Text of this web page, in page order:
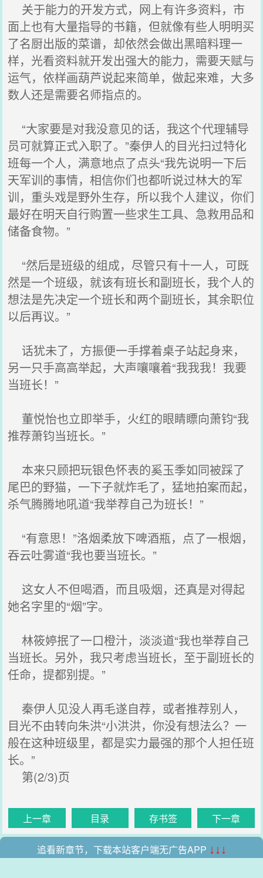
关于能力的开发方式，网上有许多资料，市
面上也有大量指导的书籍，但就像有些人明明买
了名厨出版的菜谱，却依然会做出黑暗料理一
样，光看资料就开发出强大的能力，需要天赋与
运气，依样画葫芦说起来简单，做起来难，大多
数人还是需要名师指点的。
“大家要是对我没意见的话，我这个代理辅导
员可就算正式入职了。”秦伊人的目光扫过特化
班每一个人，满意地点了点头“我先说明一下后
天军训的事情，相信你们也都听说过林大的军
训，重头戏是野外生存，所以我个人建议，你们
最好在明天自行购置一些求生工具、急救用品和
储备食物。”
“然后是班级的组成，尽管只有十一人，可既
然是一个班级，就该有班长和副班长，我个人的
想法是先决定一个班长和两个副班长，其余职位
以后再议。”
话犹未了，方振便一手撑着桌子站起身来，
另一只手高高举起，大声嚷嚷着“我我我！我要
当班长！”
董悦怡也立即举手，火红的眼睛瞟向萧钧“我
推荐萧钧当班长。”
本来只顾把玩银色怀表的奚玉季如同被踩了
尾巴的野猫，一下子就炸毛了，猛地拍案而起，
杀气腾腾地吼道“我举荐自己为班长！”
“有意思！”洛烟柔放下啤酒瓶，点了一根烟，
吞云吐雾道“我也要当班长。”
这女人不但喝酒，而且吸烟，还真是对得起
她名字里的“烟”字。
林筱婷抿了一口橙汁，淡淡道“我也举荐自己
当班长。另外，我只考虑当班长，至于副班长的
任命，提都别提。”
秦伊人见没人再毛遂自荐，或者推荐别人，
目光不由转向朱洪“小洪洪，你没有想法么？一
般在这种班级里，都是实力最强的那个人担任班
长。”
第(2/3)页
上一章 目录 存书签 下一章
追看新章节，下载本站客户端无广告APP ↓↓↓